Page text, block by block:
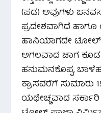
(ಪಡ) ಅವುಗಳು
ಪ್ರದೇಶವಾಗಿದೆ
ಹಾನಿಯಾಗದೇ ಟೋಲ್
ಅಗಲವಾದ ಜಾಗ
ಹನುಮನಕೊಪ್ಪ,
ಕ್ರಾಸವರೆಗೆ
ಯಥೇಚ್ಚವಾದ